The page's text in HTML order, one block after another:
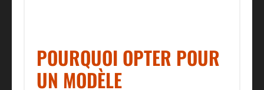
POURQUOI OPTER POUR
UN MODÈLE